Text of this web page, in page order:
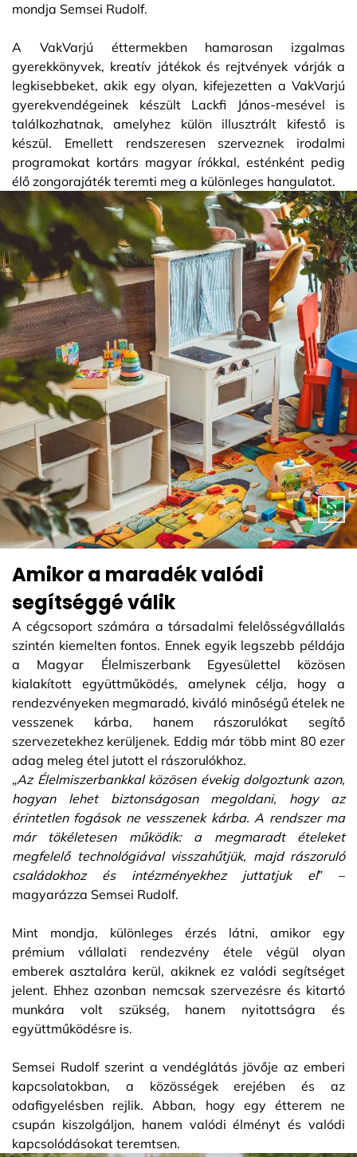
mondja Semsei Rudolf.
A VakVarjú éttermekben hamarosan izgalmas
gyerekkönyvek, kreatív játékok és rejtvények várják a
legkisebbeket, akik egy olyan, kifejezetten a VakVarjú
gyerekvendégeinek készült Lackfi János-mesével is
találkozhatnak, amelyhez külön illusztrált kifestő is
készül. Emellett rendszeresen szerveznek irodalmi
programokat kortárs magyar írókkal, esténként pedig
élő zongorajáték teremti meg a különleges hangulatot.
Amikor a maradék valódi
segítséggé válik
A cégcsoport számára a társadalmi felelősségvállalás
szintén kiemelten fontos. Ennek egyik legszebb példája
a Magyar Élelmiszerbank Egyesülettel közösen
kialakított együttműködés, amelynek célja, hogy a
rendezvényeken megmaradó, kiváló minőségű ételek ne
vesszenek kárba, hanem rászorulókat segítő
szervezetekhez kerüljenek. Eddig már több mint 80 ezer
adag meleg étel jutott el rászorulókhoz.
„Az Élelmiszerbankkal közösen évekig dolgoztunk azon,
hogyan lehet biztonságosan megoldani, hogy az
érintetlen fogások ne vesszenek kárba. A rendszer ma
már tökéletesen működik: a megmaradt ételeket
megfelelő technológiával visszahűtjük, majd rászoruló
családokhoz és intézményekhez juttatjuk el” –
magyarázza Semsei Rudolf.
Mint mondja, különleges érzés látni, amikor egy
prémium vállalati rendezvény étele végül olyan
emberek asztalára kerül, akiknek ez valódi segítséget
jelent. Ehhez azonban nemcsak szervezésre és kitartó
munkára volt szükség, hanem nyitottságra és
együttműködésre is.
Semsei Rudolf szerint a vendéglátás jövője az emberi
kapcsolatokban, a közösségek erejében és az
odafigyelésben rejlik. Abban, hogy egy étterem ne
csupán kiszolgáljon, hanem valódi élményt és valódi
kapcsolódásokat teremtsen.